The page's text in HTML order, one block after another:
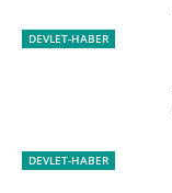
DEVLET-HABER
DEVLET-HABER